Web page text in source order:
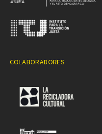
COLABORADORES